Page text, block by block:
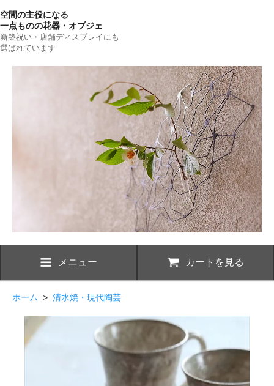
空間の主役になる
一点ものの花器・オブジェ
新築祝い・店舗ディスプレイにも
選ばれています
メニュー カートを見る
ホーム > 清水焼・現代陶芸